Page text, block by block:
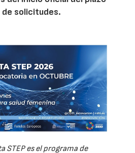
solicitudes.
STEP es el programa de